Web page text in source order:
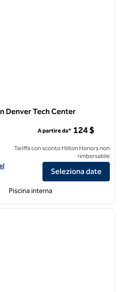
Denver Tech Center
Embassy Suites by Hilton Denver Tech
A partire da* 124 $
Tariffa con sconto Hilton Honors non
rimborsabile
Seleziona date
Piscina interna